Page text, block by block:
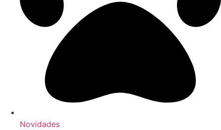
Novidades